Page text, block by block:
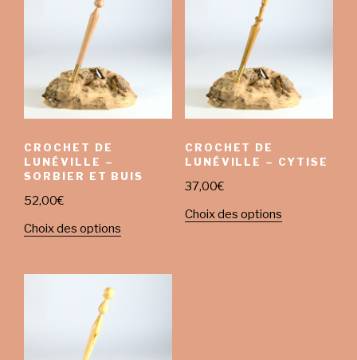
CROCHET DE
LUNÉVILLE –
SORBIER ET BUIS
52,00€
Choix des options
CROCHET DE
LUNÉVILLE – CYTISE
37,00€
Choix des options